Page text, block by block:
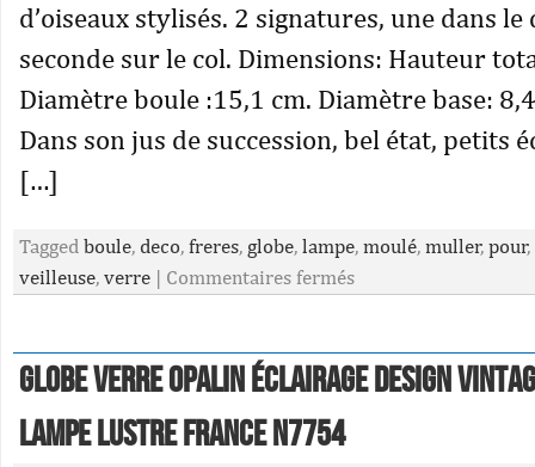
d’oiseaux stylisés. 2 signatures, une dans le
seconde sur le col. Dimensions: Hauteur
Diamètre boule :15,1 cm. Diamètre base:
Dans son jus de succession, bel état, petits
[…]
Tagged boule, deco, freres, globe, lampe, moulé, muller, pour,
veilleuse, verre | Commentaires fermés
Globe verre opalin éclairage design
lampe lustre France N7754